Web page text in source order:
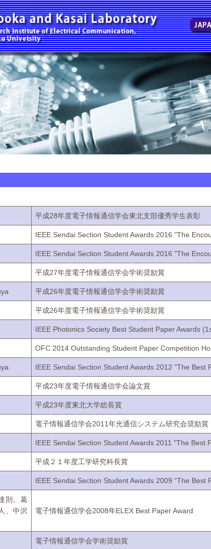
平成28年度電子情報通信学会東北支部優秀学生表彰
IEEE Sendai Section Student Awards 2016 "The
IEEE Sendai Section Student Awards 2016 "The
平成27年度電子情報通信学会学術奨励賞
平成26年度電子情報通信学会学術奨励賞
平成26年度電子情報通信学会学術奨励賞
IEEE Photonics Society Best Student Paper Awards
OFC 2014 Outstanding Student Paper Competition
IEEE Sendai Section Student Awards 2012 "The Best
平成23年度電子情報通信学会論文賞
平成23年度東北大学総長賞
電子情報通信学会2011年光通信システム研究会奨励賞
IEEE Sendai Section Student Awards 2011 "The Best
平成２１年度工学研究科長賞
IEEE Sendai Section Student Awards 2009 “The Best
則、葛
、中沢
電子情報通信学会2008年ELEX Best Paper Award
電子情報通信学会学術奨励賞